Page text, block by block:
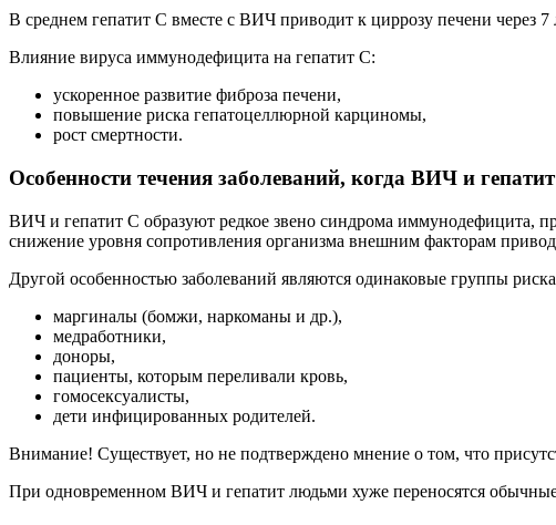
В среднем гепатит С вместе с ВИЧ приводит к циррозу печени через
Влияние вируса иммунодефицита на гепатит С:
ускоренное развитие фиброза печени,
повышение риска гепатоцеллюрной карциномы,
рост смертности.
Особенности течения заболеваний, когда ВИЧ и
ВИЧ и гепатит С образуют редкое звено синдрома иммунодефицита,
снижение уровня сопротивления организма внешним факторам
Другой особенностью заболеваний являются одинаковые группы
маргиналы (бомжи, наркоманы и др.),
медработники,
доноры,
пациенты, которым переливали кровь,
гомосексуалисты,
дети инфицированных родителей.
Внимание! Существует, но не подтверждено мнение о том, что
При одновременном ВИЧ и гепатит людьми хуже переносятся